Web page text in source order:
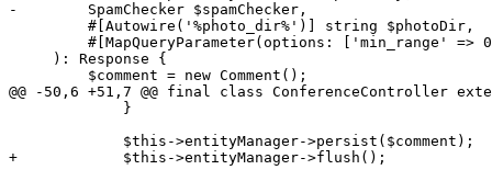
-        SpamChecker $spamChecker,
         #[Autowire('%photo_dir%')] string $photoDir,
#[MapQueryParameter(options: ['min_range' =>
     ): Response {
         $comment = new Comment();
@@ -50,6 +51,7 @@ final class ConferenceController
             }
+            $this->entityManager->flush();